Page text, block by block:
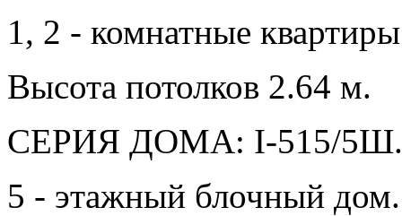
1, 2 - комнатные
Высота потолков 2.64 м.
СЕРИЯ ДОМА: I-515/5Ш.
5 - этажный блочный дом.